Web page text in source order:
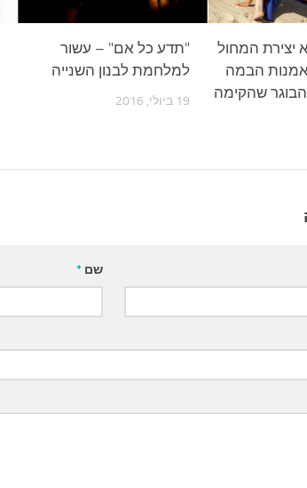
"תדע כל אם" – עשור
למלחמת לבנון השנייה
19 ביולי, 2016
יצירת המחול
הבמה
שהקימה
שם*